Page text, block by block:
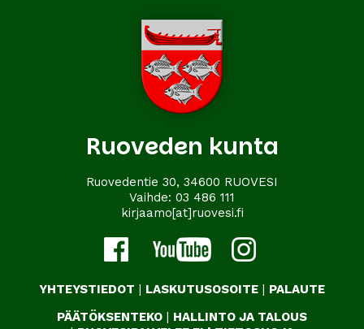
Ruoveden kunta
Ruovedentie 30, 34600 RUOVESI
Vaihde: 03 486 111
kirjaamo[at]ruovesi.fi
YHTEYSTIEDOT | LASKUTUSOSOITE | PALAUTE
PÄÄTÖKSENTEKO | HALLINTO JA TALOUS